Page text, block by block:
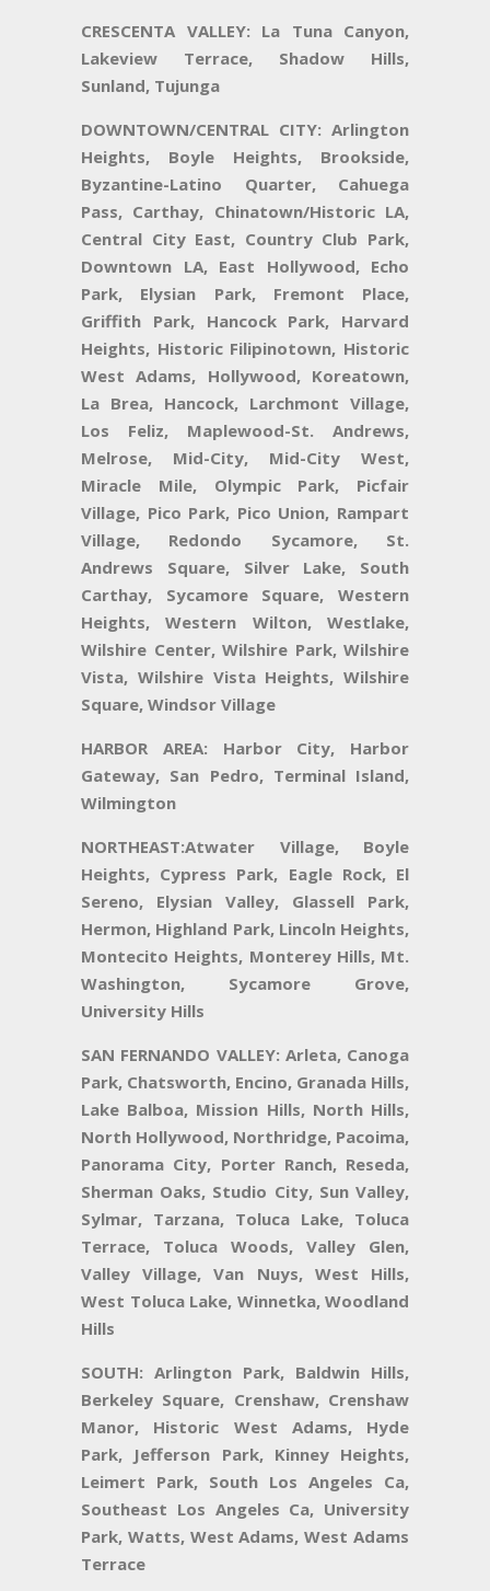
CRESCENTA VALLEY: La Tuna Canyon,
Lakeview Terrace, Shadow Hills,
Sunland, Tujunga
DOWNTOWN/CENTRAL CITY: Arlington
Heights, Boyle Heights, Brookside,
Byzantine-Latino Quarter, Cahuega
Pass, Carthay, Chinatown/Historic LA,
Central City East, Country Club Park,
Downtown LA, East Hollywood, Echo
Park, Elysian Park, Fremont Place,
Griffith Park, Hancock Park, Harvard
Heights, Historic Filipinotown, Historic
West Adams, Hollywood, Koreatown,
La Brea, Hancock, Larchmont Village,
Los Feliz, Maplewood-St. Andrews,
Melrose, Mid-City, Mid-City West,
Miracle Mile, Olympic Park, Picfair
Village, Pico Park, Pico Union, Rampart
Village, Redondo Sycamore, St.
Andrews Square, Silver Lake, South
Carthay, Sycamore Square, Western
Heights, Western Wilton, Westlake,
Wilshire Center, Wilshire Park, Wilshire
Vista, Wilshire Vista Heights, Wilshire
Square, Windsor Village
HARBOR AREA: Harbor City, Harbor
Gateway, San Pedro, Terminal Island,
Wilmington
NORTHEAST:Atwater Village, Boyle
Heights, Cypress Park, Eagle Rock, El
Sereno, Elysian Valley, Glassell Park,
Hermon, Highland Park, Lincoln Heights,
Montecito Heights, Monterey Hills, Mt.
Washington, Sycamore Grove,
University Hills
SAN FERNANDO VALLEY: Arleta, Canoga
Park, Chatsworth, Encino, Granada Hills,
Lake Balboa, Mission Hills, North Hills,
North Hollywood, Northridge, Pacoima,
Panorama City, Porter Ranch, Reseda,
Sherman Oaks, Studio City, Sun Valley,
Sylmar, Tarzana, Toluca Lake, Toluca
Terrace, Toluca Woods, Valley Glen,
Valley Village, Van Nuys, West Hills,
West Toluca Lake, Winnetka, Woodland
Hills
SOUTH: Arlington Park, Baldwin Hills,
Berkeley Square, Crenshaw, Crenshaw
Manor, Historic West Adams, Hyde
Park, Jefferson Park, Kinney Heights,
Leimert Park, South Los Angeles Ca,
Southeast Los Angeles Ca, University
Park, Watts, West Adams, West Adams
Terrace